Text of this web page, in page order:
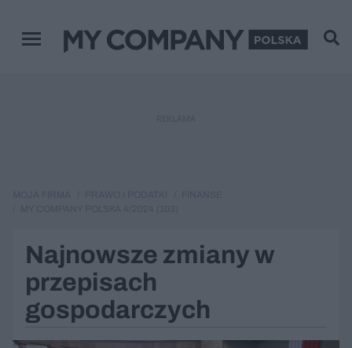
Menu główne
Najnowsze zmiany w
przepisach
gospodarczych